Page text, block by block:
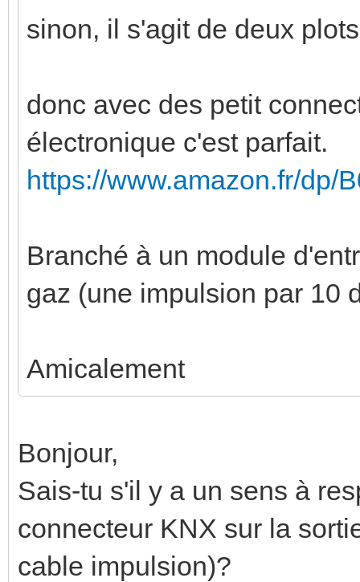
sinon, il s'agit de deux
donc avec des petit
électronique c'est parfait.
https://www.amazon.fr/dp/
Branché à un module
gaz (une impulsion par 10
Amicalement
Bonjour,
Sais-tu s'il y a un sens à
connecteur KNX sur la
cable impulsion)?